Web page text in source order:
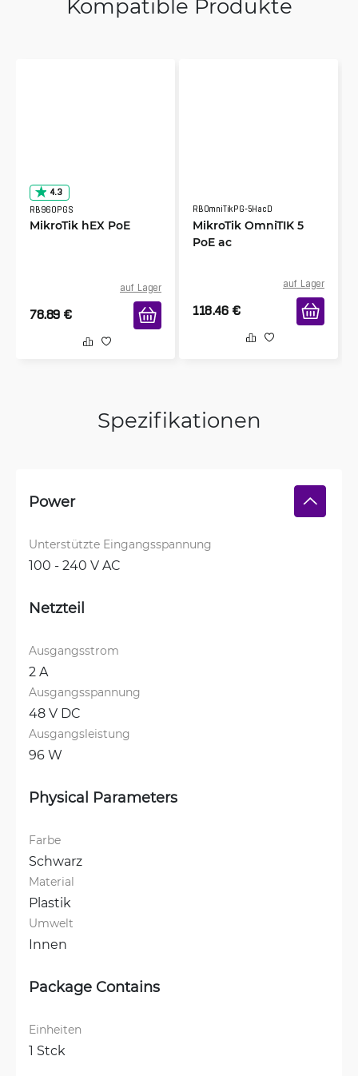
Kompatible Produkte
4.3
RB960PGS
MikroTik hEX PoE
auf Lager
78.89 €
RBOmniTikPG-5HacD
MikroTik OmniTIK 5
PoE ac
auf Lager
118.46 €
Spezifikationen
Power
Unterstützte Eingangsspannung
100 - 240 V AC
Netzteil
Ausgangsstrom
2 A
Ausgangsspannung
48 V DC
Ausgangsleistung
96 W
Physical Parameters
Farbe
Schwarz
Material
Plastik
Umwelt
Innen
Package Contains
Einheiten
1 Stck